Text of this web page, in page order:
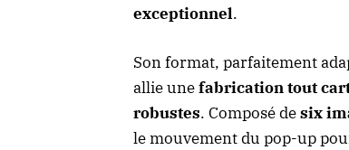
exceptionnel.
Son format, parfaitement
allie unefabrication tout
robustes. Composé desix
le mouvement du pop-up